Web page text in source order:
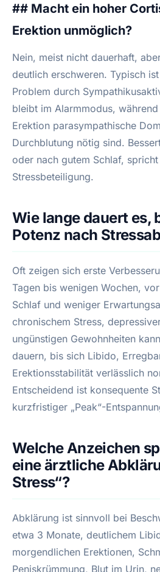
## Macht ein hoher
Erektion unmöglich?
Nein, meist nicht dauerhaft,
deutlich erschweren. Typisch ist
Problem durch
bleibt im Alarmmodus,
Erektion parasympathische
Durchblutung nötig sind.
oder nach gutem Schlaf,
Stressbeteiligung.
Wie lange dauert es,
Potenz nach
Oft zeigen sich erste
Tagen bis wenigen Wochen,
Schlaf und weniger
chronischem Stress,
ungünstigen Gewohnheiten
dauern, bis sich Libido,
Erektionsstabilität verlässlich
Entscheidend ist konsequente
kurzfristiger „Peak“-
Welche Anzeichen
eine ärztliche
Stress“?
Abklärung ist sinnvoll bei
etwa 3 Monate, deutlichem
morgendlichen Erektionen,
Peniskrümmung, Blut im Urin,